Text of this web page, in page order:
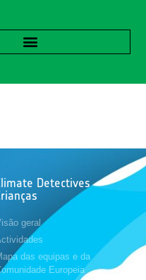
Detectives
geral
das equipas e da
Europeia